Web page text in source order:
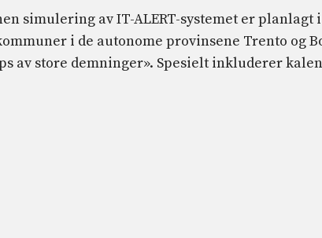
simulering av IT-ALERT-systemet er
i de autonome provinsene Trento og
av store demninger». Spesielt inkluderer